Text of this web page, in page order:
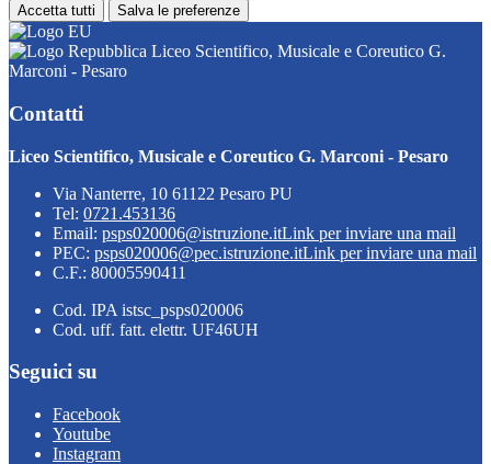
Accetta tutti Salva le preferenze
Liceo Scientifico, Musicale e Coreutico G.
Marconi - Pesaro
Contatti
Liceo Scientifico, Musicale e Coreutico G. Marconi - Pesaro
Via Nanterre, 10 61122 Pesaro PU
Tel: 0721.453136
Email: psps020006@istruzione.itLink per inviare una mail
PEC: psps020006@pec.istruzione.itLink per inviare una mail
C.F.: 80005590411
Cod. IPA istsc_psps020006
Cod. uff. fatt. elettr. UF46UH
Seguici su
Facebook
Youtube
Instagram